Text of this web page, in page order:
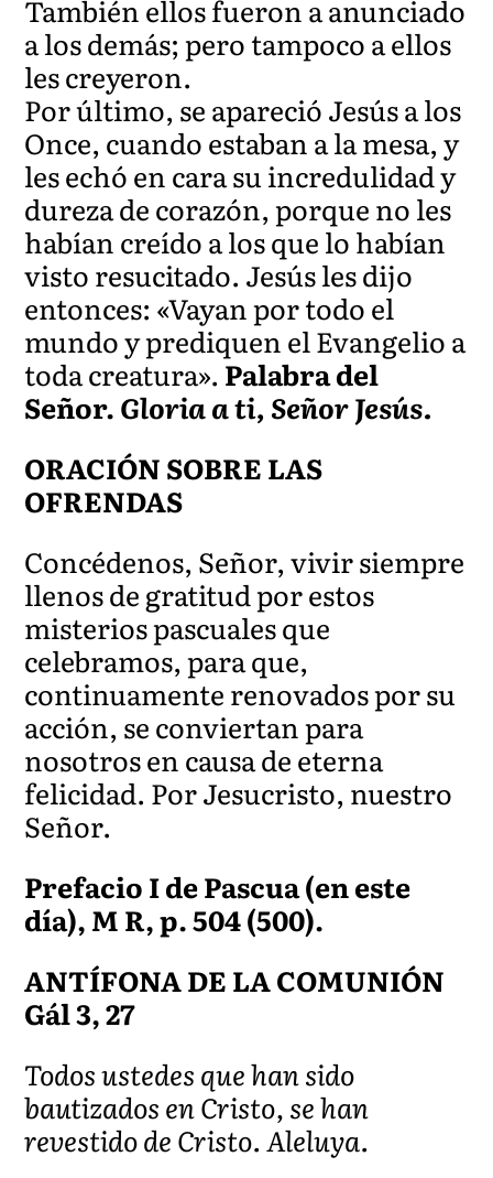
También ellos fueron a anunciado
a los demás; pero tampoco a ellos
les creyeron.
Por último, se apareció Jesús a los
Once, cuando estaban a la mesa, y
les echó en cara su incredulidad y
dureza de corazón, porque no les
habían creído a los que lo habían
visto resucitado. Jesús les dijo
entonces: «Vayan por todo el
mundo y prediquen el Evangelio a
toda creatura». Palabra del
Señor.Gloria a ti, Señor Jesús.
ORACIÓN SOBRE LAS
OFRENDAS
Concédenos, Señor, vivir siempre
llenos de gratitud por estos
misterios pascuales que
celebramos, para que,
continuamente renovados por su
acción, se conviertan para
nosotros en causa de eterna
felicidad. Por Jesucristo, nuestro
Señor.
Prefacio I de Pascua (en este
día), M R, p. 504 (500).
ANTÍFONA DE LA COMUNIÓN
Gál 3, 27
Todos ustedes que han sido
bautizados en Cristo, se han
revestido de Cristo. Aleluya.